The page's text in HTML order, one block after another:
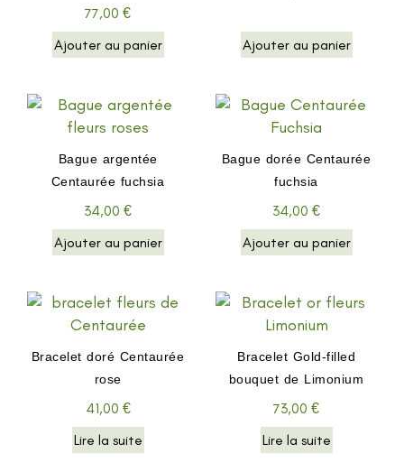
77,00 €
Ajouter au panier
Ajouter au panier
Bague argentée
Centaurée fuchsia
34,00 €
Ajouter au panier
Bague dorée Centaurée
fuchsia
34,00 €
Ajouter au panier
Bracelet doré Centaurée
rose
41,00 €
Lire la suite
Bracelet Gold-filled
bouquet de Limonium
73,00 €
Lire la suite